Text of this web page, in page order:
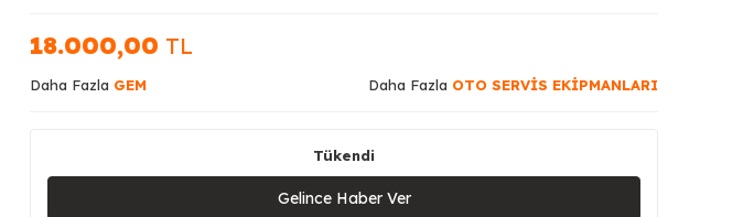
18.000,00 TL
Daha Fazla GEM Daha Fazla OTO SERVİS EKİPMANLARI
Tükendi
Gelince Haber Ver